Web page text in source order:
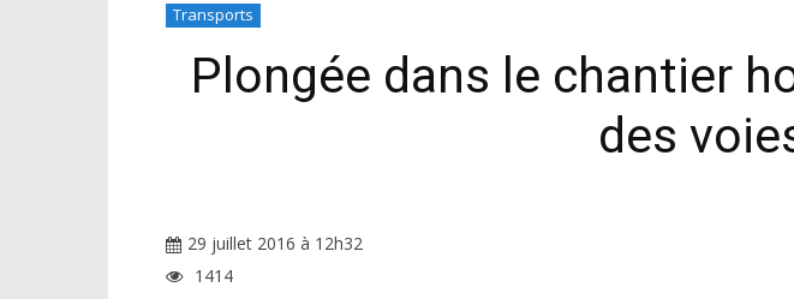
Transports
Plongée dans le chantier
des
29 juillet 2016 à 12h32
1414